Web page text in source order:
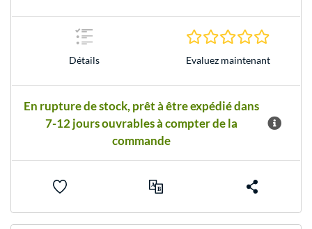
Détails Evaluez maintenant
En rupture de stock, prêt à être expédié dans
7-12 jours ouvrables à compter de la
commande